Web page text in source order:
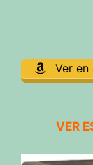
Ver en
VER